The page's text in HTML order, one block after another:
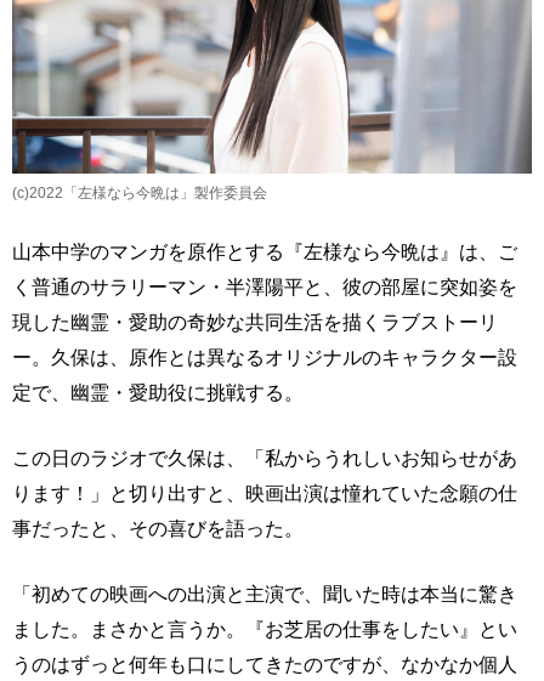
(c)2022「左様なら今晩は」製作委員会
山本中学のマンガを原作とする『左様なら今晩は』は、ご
く普通のサラリーマン・半澤陽平と、彼の部屋に突如姿を
現した幽霊・愛助の奇妙な共同生活を描くラブストーリ
ー。久保は、原作とは異なるオリジナルのキャラクター設
定で、幽霊・愛助役に挑戦する。
この日のラジオで久保は、「私からうれしいお知らせがあ
ります！」と切り出すと、映画出演は憧れていた念願の仕
事だったと、その喜びを語った。
「初めての映画への出演と主演で、聞いた時は本当に驚き
ました。まさかと言うか。『お芝居の仕事をしたい』とい
うのはずっと何年も口にしてきたのですが、なかなか個人